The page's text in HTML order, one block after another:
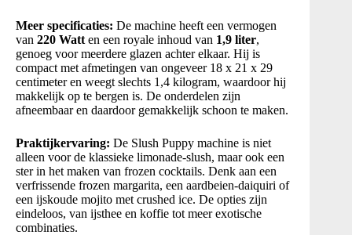
Meer specificaties: De machine heeft een vermogen
van 220 Watt en een royale inhoud van 1,9 liter,
genoeg voor meerdere glazen achter elkaar. Hij is
compact met afmetingen van ongeveer 18 x 21 x 29
centimeter en weegt slechts 1,4 kilogram, waardoor hij
makkelijk op te bergen is. De onderdelen zijn
afneembaar en daardoor gemakkelijk schoon te maken.
Praktijkervaring: De Slush Puppy machine is niet
alleen voor de klassieke limonade-slush, maar ook een
ster in het maken van frozen cocktails. Denk aan een
verfrissende frozen margarita, een aardbeien-daiquiri of
een ijskoude mojito met crushed ice. De opties zijn
eindeloos, van ijsthee en koffie tot meer exotische
combinaties.